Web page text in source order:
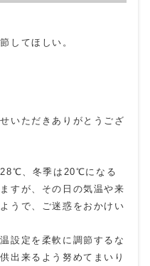
してほしい。
いただきありがとうござ
28℃、冬季は20℃になる
すが、その日の気温や来
うで、ご迷惑をおかけい
設定を柔軟に調節するな
出来るよう努めてまいり